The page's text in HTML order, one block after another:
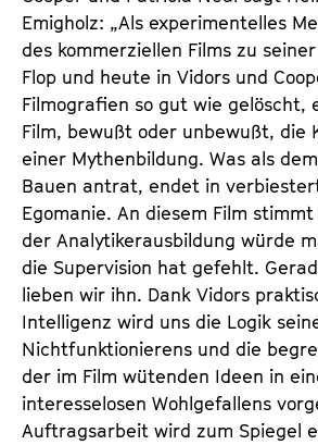
Emigholz: „Als experimentelles
des kommerziellen Films zu
Flop und heute in Vidors und
Filmografien so gut wie gelöscht,
Film, bewußt oder unbewußt, die
einer Mythenbildung. Was als
Bauen antrat, endet in
Egomanie. An diesem Film
der Analytikerausbildung würde
die Supervision hat gefehlt.
lieben wir ihn. Dank Vidors
Intelligenz wird uns die Logik
Nichtfunktionierens und die
der im Film wütenden Ideen in
interesselosen Wohlgefallens
Auftragsarbeit wird zum Spiegel